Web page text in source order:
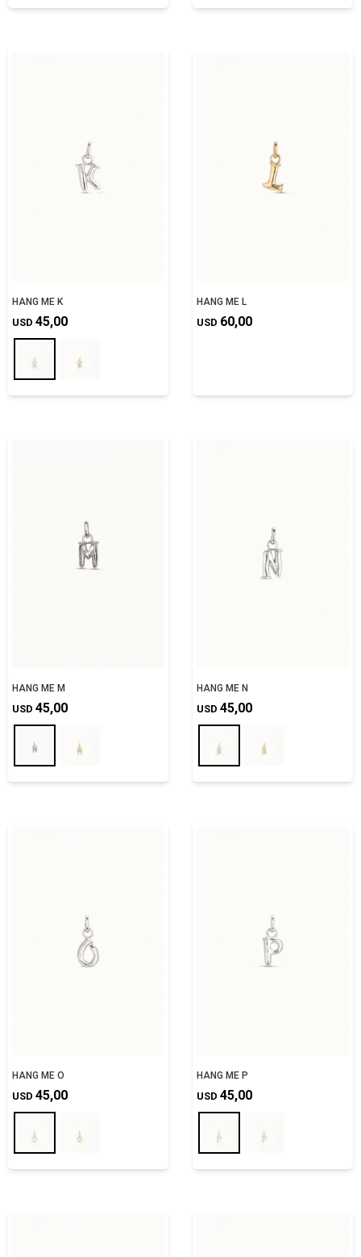
HANG ME K
USD 45,00
HANG ME L
USD 60,00
HANG ME M
USD 45,00
HANG ME N
USD 45,00
HANG ME O
USD 45,00
HANG ME P
USD 45,00